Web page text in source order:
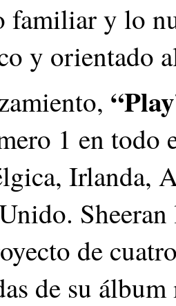
familiar y lo
y orientado
“Play
1 en
Irlanda,
de
de su